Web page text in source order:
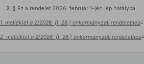
2. § Ez a rendelet 2026. február 1-jén lép hatályba.
1. melléklet a 2/2026. (I. 28.) önkormányzati rendelethez 3
2. melléklet a 2/2026. (I. 28.) önkormányzati rendelethez4